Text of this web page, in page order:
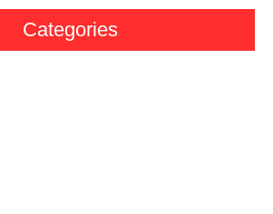
Categories